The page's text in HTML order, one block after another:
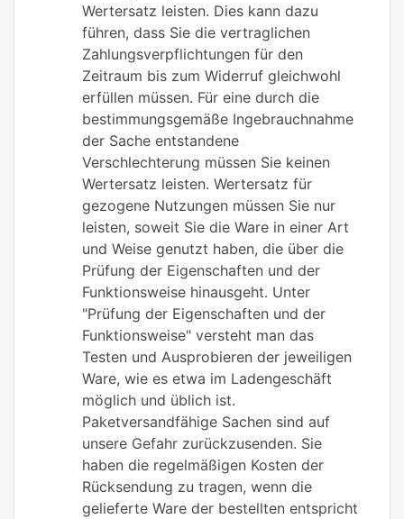
Wertersatz leisten. Dies kann dazu
führen, dass Sie die vertraglichen
Zahlungsverpflichtungen für den
Zeitraum bis zum Widerruf gleichwohl
erfüllen müssen. Für eine durch die
bestimmungsgemäße Ingebrauchnahme
der Sache entstandene
Verschlechterung müssen Sie keinen
Wertersatz leisten. Wertersatz für
gezogene Nutzungen müssen Sie nur
leisten, soweit Sie die Ware in einer Art
und Weise genutzt haben, die über die
Prüfung der Eigenschaften und der
Funktionsweise hinausgeht. Unter
"Prüfung der Eigenschaften und der
Funktionsweise" versteht man das
Testen und Ausprobieren der jeweiligen
Ware, wie es etwa im Ladengeschäft
möglich und üblich ist.
Paketversandfähige Sachen sind auf
unsere Gefahr zurückzusenden. Sie
haben die regelmäßigen Kosten der
Rücksendung zu tragen, wenn die
gelieferte Ware der bestellten entspricht